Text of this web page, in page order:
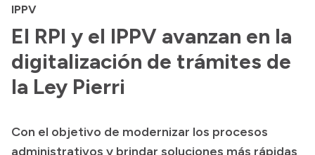
Autoridades
Alumnos
Docentes y Capacitadores
Delegaciones
Normativa
IPPV
El RPI y el IPPV avanzan en la
digitalización de trámites de
la Ley Pierri
Con el objetivo de modernizar los procesos
administrativos y brindar soluciones más rápidas